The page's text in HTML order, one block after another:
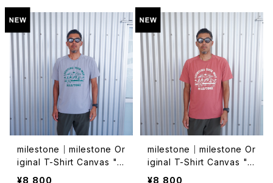
milestone｜milestone Or
iginal T-Shirt Canvas "N
ational Park"（ペールグレ
¥8,800
milestone｜milestone Or
iginal T-Shirt Canvas "N
ational Park"（ルビーレッ
¥8,800